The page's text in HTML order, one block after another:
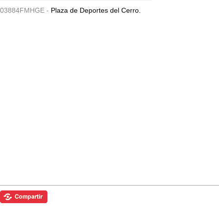
03884FMHGE - Plaza de Deportes del Cerro.